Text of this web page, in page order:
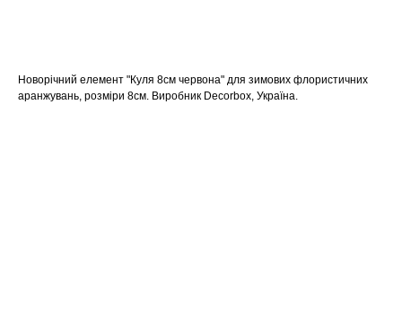
Новорічний елемент "Куля 8см червона" для зимових флористичних
аранжувань, розміри 8см. Виробник Decorbox, Україна.